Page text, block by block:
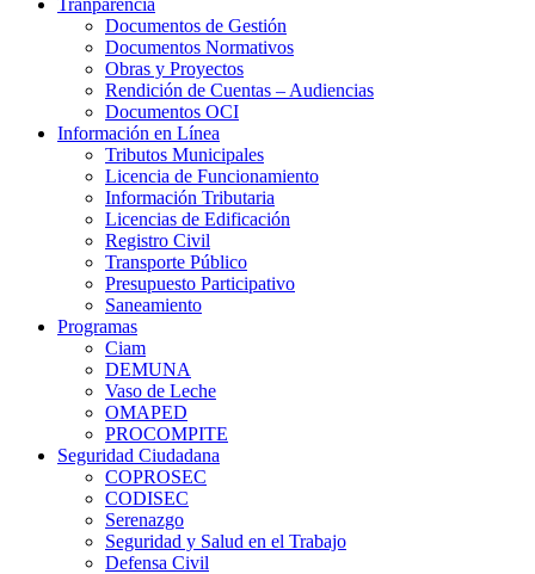
Tranparencia
Documentos de Gestión
Documentos Normativos
Obras y Proyectos
Rendición de Cuentas – Audiencias
Documentos OCI
Información en Línea
Tributos Municipales
Licencia de Funcionamiento
Información Tributaria
Licencias de Edificación
Registro Civil
Transporte Público
Presupuesto Participativo
Saneamiento
Programas
Ciam
DEMUNA
Vaso de Leche
OMAPED
PROCOMPITE
Seguridad Ciudadana
COPROSEC
CODISEC
Serenazgo
Seguridad y Salud en el Trabajo
Defensa Civil